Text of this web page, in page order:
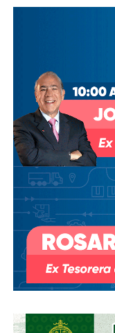
segundos, fue una
.
despachó dos de
más que el pase a
En su autobiografía,
“Aunque habíamos
tenía nada que ver
que habían matado
mataron como
Roberto Perfumo,
todavía: “En 1986,
Ganar el Mundial
Ganarle a
La herida no se
Final del Mundial de